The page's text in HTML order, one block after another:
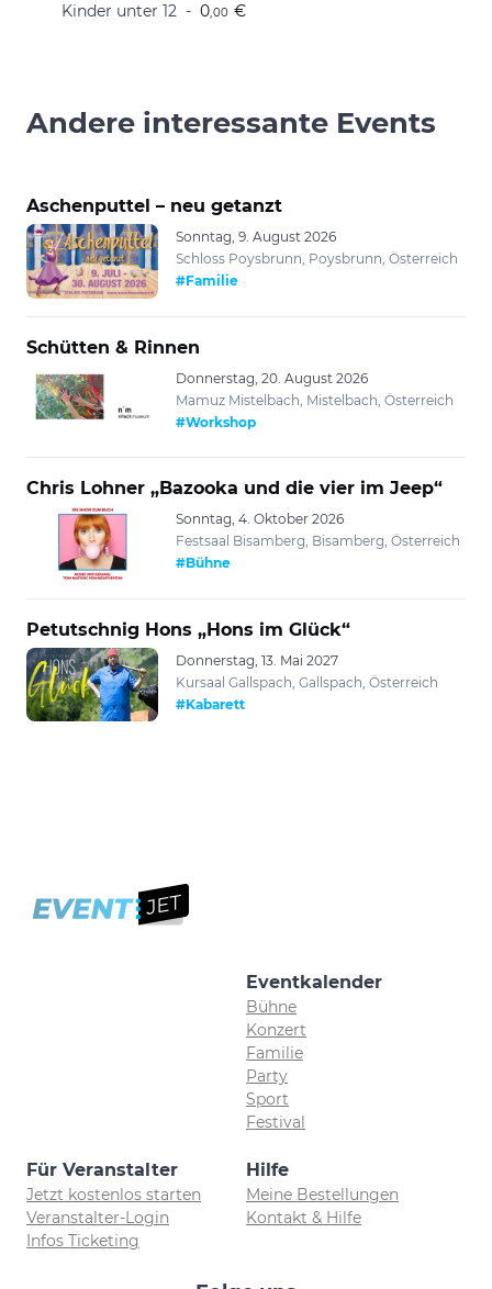
Kinder unter 12
0,00 €
Andere interessante Events
Aschenputtel – neu getanzt
Sonntag, 9. August 2026
Schloss Poysbrunn, Poysbrunn, Österreich
#Familie
Schütten & Rinnen
Donnerstag, 20. August 2026
Mamuz Mistelbach, Mistelbach, Österreich
#Workshop
Chris Lohner „Bazooka und die vier im Jeep“
Sonntag, 4. Oktober 2026
Festsaal Bisamberg, Bisamberg, Österreich
#Bühne
Petutschnig Hons „Hons im Glück“
Donnerstag, 13. Mai 2027
Kursaal Gallspach, Gallspach, Österreich
#Kabarett
Eventkalender
Bühne
Konzert
Familie
Party
Sport
Festival
Für Veranstalter
Jetzt kostenlos starten
Veranstalter-Login
Infos Ticketing
Hilfe
Meine Bestellungen
Kontakt & Hilfe